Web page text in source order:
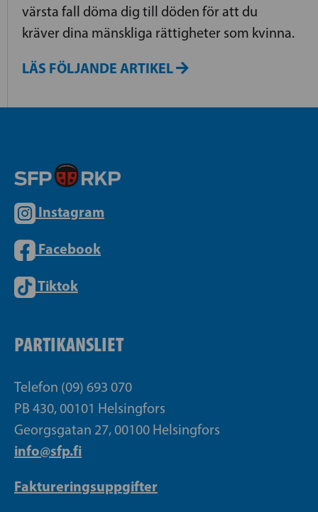
värsta fall döma dig till döden för att du
kräver dina mänskliga rättigheter som kvinna.
LÄS FÖLJANDE ARTIKEL
Instagram
Facebook
Tiktok
PARTIKANSLIET
Telefon (09) 693 070
PB 430, 00101 Helsingfors
Georgsgatan 27, 00100 Helsingfors
info@sfp.fi
Faktureringsuppgifter